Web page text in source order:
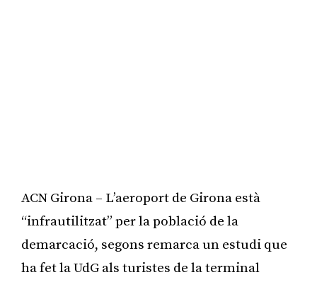
ACN Girona – L’aeroport de Girona està
“infrautilitzat” per la població de la
demarcació, segons remarca un estudi que
ha fet la UdG als turistes de la terminal